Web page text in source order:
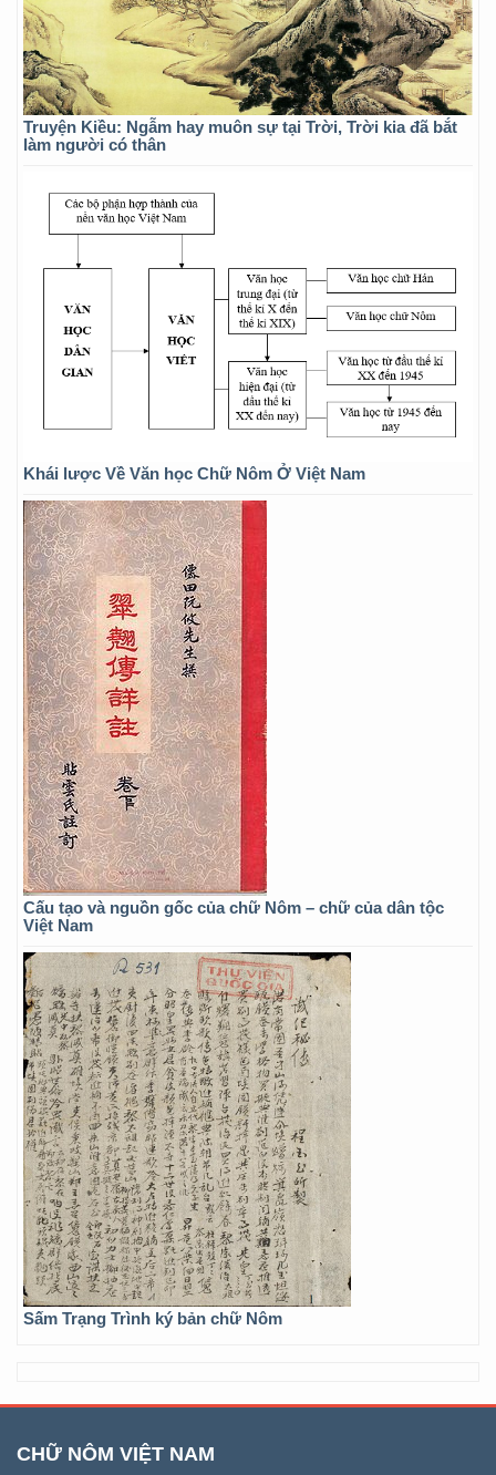
Truyện Kiều: Ngẫm hay muôn sự tại Trời, Trời kia đã bắt
làm người có thân
Khái lược Về Văn học Chữ Nôm Ở Việt Nam
Cấu tạo và nguồn gốc của chữ Nôm – chữ của dân tộc
Việt Nam
Sấm Trạng Trình ký bản chữ Nôm
CHỮ NÔM VIỆT NAM